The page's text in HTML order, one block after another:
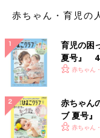
赤ちゃん・育児の
育児の困
夏号』 4
いっぱい
赤ちゃん
赤ちゃん
ブ 夏号
く！ おっ
赤ちゃん